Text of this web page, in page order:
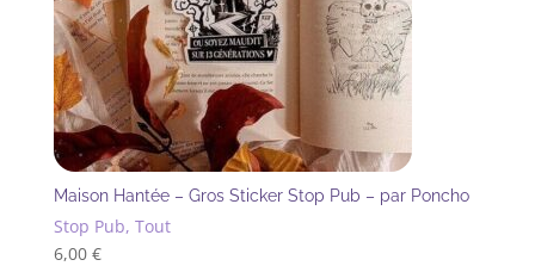
Maison Hantée – Gros Sticker Stop Pub – par Poncho
Stop Pub, Tout
6,00 €